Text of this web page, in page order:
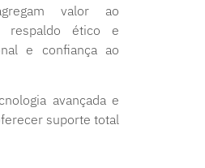
valor ao
respaldo ético e
e confiança ao
avançada e
suporte total